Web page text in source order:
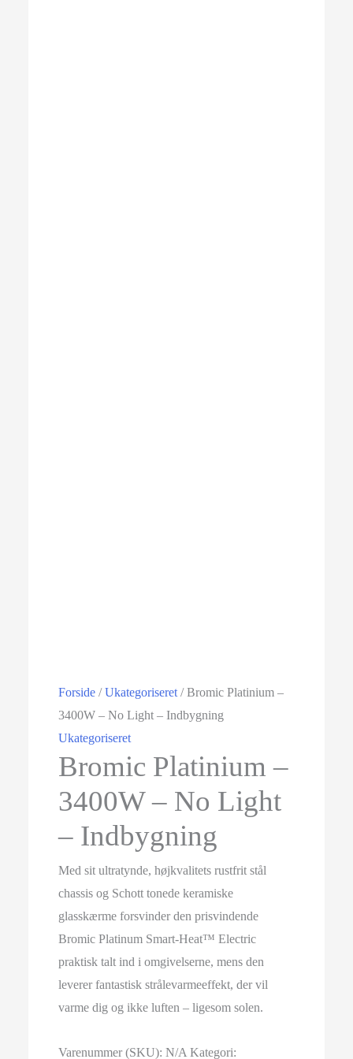
Forside /Ukategoriseret / Bromic Platinium –
3400W – No Light – Indbygning
Ukategoriseret
Bromic Platinium –
3400W – No Light
– Indbygning
Med sit ultratynde, højkvalitets rustfrit stål
chassis og Schott tonede keramiske
glasskærme forsvinder den prisvindende
Bromic Platinum Smart-Heat™ Electric
praktisk talt ind i omgivelserne, mens den
leverer fantastisk strålevarmeeffekt, der vil
varme dig og ikke luften – ligesom solen.
Varenummer (SKU):N/A Kategori: